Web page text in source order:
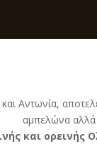
Αντωνία,
αμπελώνα αλλά
και